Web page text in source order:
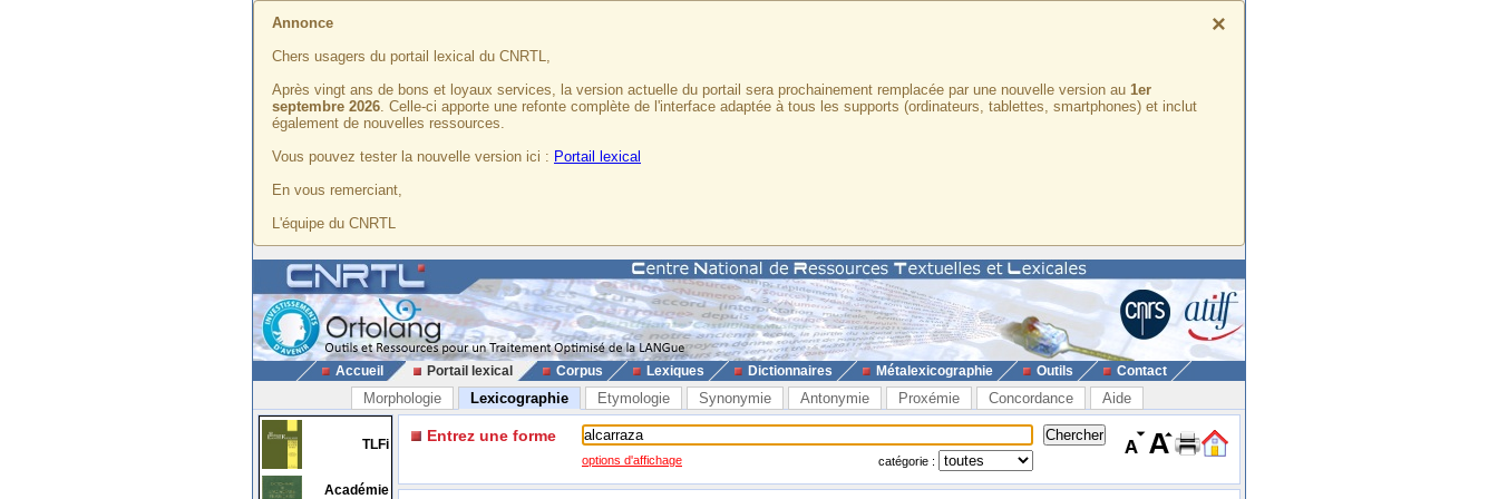
×
Annonce
Chers usagers du portail lexical du CNRTL,
Après vingt ans de bons et loyaux services, la version actuelle du portail sera prochainement remplacée par une nouvelle version au 1er
septembre 2026. Celle-ci apporte une refonte complète de l'interface adaptée à tous les supports (ordinateurs, tablettes, smartphones) et inclut
également de nouvelles ressources.
Vous pouvez tester la nouvelle version ici : Portail lexical
En vous remerciant,
L'équipe du CNRTL
Accueil Portail lexical Corpus Lexiques Dictionnaires Métalexicographie Outils Contact
Morphologie Lexicographie Etymologie Synonymie Antonymie Proxémie Concordance Aide
TLFi
Académie
Entrez une forme
options d'affichage catégorie :